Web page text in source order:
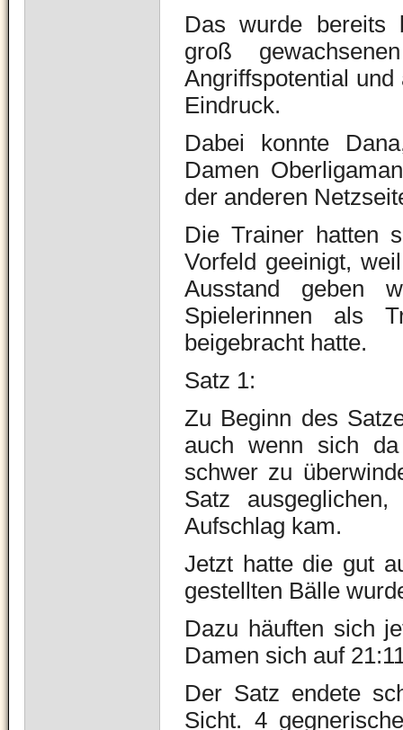
Das wurde bereits
groß
Angriffspotential
Eindruck.
Dabei konnte
Damen
der anderen
Die Trainer hatten
Vorfeld geeinigt,
Ausstand geben
Spielerinnen als
beigebracht hatte.
Satz 1:
Zu Beginn des
auch wenn sich
schwer zu
Satz
Aufschlag kam.
Jetzt hatte die gut
gestellten Bälle
Dazu häuften sich
Damen sich auf
Der Satz endete
Sicht. 4